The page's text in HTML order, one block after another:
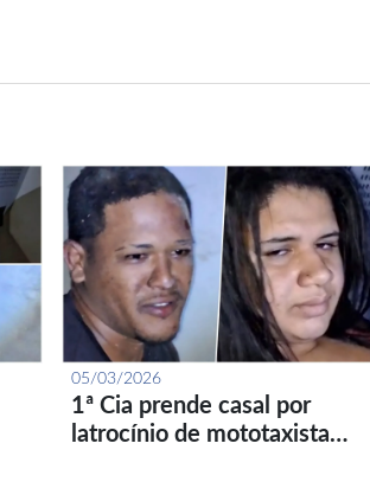
05/03/2026
1ª Cia prende casal por
latrocínio de mototaxista…